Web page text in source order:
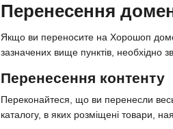
Перенесення
Якщо ви переносите на Хорошоп
зазначених вище пунктів, необхідно
Перенесення контенту
Переконайтеся, що ви перенесли весь
каталогу, в яких розміщені товари,